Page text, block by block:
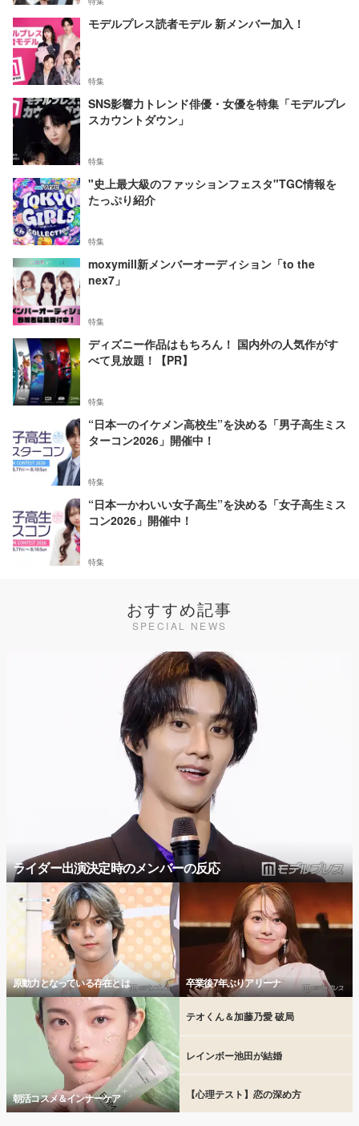
モデルプレス読者モデル 新メンバー加入！
特集
SNS影響力トレンド俳優・女優を特集「モデルプレ
スカウントダウン」
特集
"史上最大級のファッションフェスタ"TGC情報を
たっぷり紹介
特集
moxymill新メンバーオーディション「to the
nex7」
特集
ディズニー作品はもちろん！ 国内外の人気作がす
べて見放題！【PR】
特集
“日本一のイケメン高校生”を決める「男子高生ミス
ターコン2026」開催中！
特集
“日本一かわいい女子高生”を決める「女子高生ミス
コン2026」開催中！
特集
おすすめ記事
SPECIAL NEWS
ライダー出演決定時のメンバーの反応
原動力となっている存在とは 卒業後7年ぶりアリーナ
朝活コスメ＆インナーケア
テオくん＆加藤乃愛 破局
レインボー池田が結婚
【心理テスト】恋の深め方